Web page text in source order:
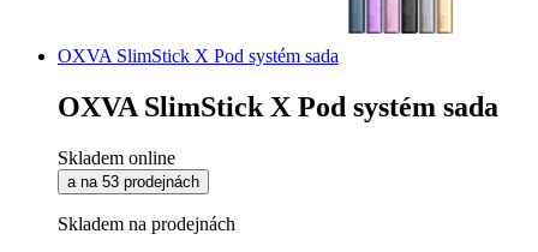
OXVA SlimStick X Pod systém sada
OXVA SlimStick X Pod systém sada
Skladem online
a na 53 prodejnách
Skladem na prodejnách